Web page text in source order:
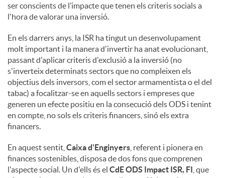
ser conscients de l’impacte que tenen els criteris socials a
l'hora de valorar una inversió.
En els darrers anys, la ISR ha tingut un desenvolupament
molt important i la manera d'invertir ha anat evolucionant,
passant d'aplicar criteris d'exclusió a la inversió (no
s'inverteix determinats sectors que no compleixen els
objectius dels inversors, com el sector armamentista o el del
tabac) a focalitzar-se en aquells sectors i empreses que
generen un efecte positiu en la consecució dels ODS i tenint
en compte, no sols els criteris financers, sinó els extra
financers.
En aquest sentit, Caixa d'Enginyers , referent i pionera en
finances sostenibles, disposa de dos fons que comprenen
l'aspecte social. Un d'ells és el CdE ODS Impact ISR, FI , que